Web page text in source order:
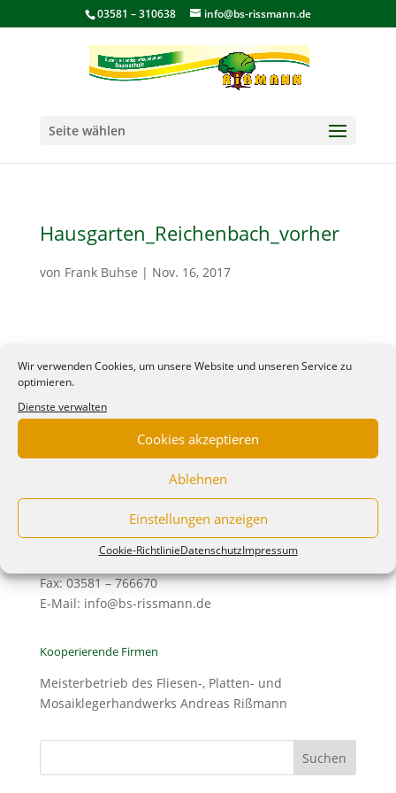
Wir verwenden Cookies, um unsere Website und unseren Service zu
optimieren.
Dienste verwalten
Cookies akzeptieren
Ablehnen
Einstellungen anzeigen
Cookie-RichtlinieDatenschutzImpressum
03581 – 310638 info@bs-rissmann.de
Seite wählen
Hausgarten_Reichenbach_vorher
von Frank Buhse | Nov. 16, 2017
Kontakt
Garten- und Landschaftsgestaltung, Baumschule
02829 Schöpstal OT Ebersbach
Telefon: 03581 – 310638
Fax: 03581 – 766670
E-Mail: info@bs-rissmann.de
Kooperierende Firmen
Meisterbetrieb des Fliesen-, Platten- und
Mosaiklegerhandwerks Andreas Rißmann